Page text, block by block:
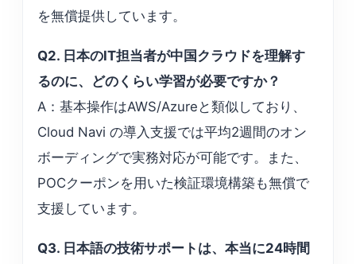
を無償提供しています。
Q2. 日本のIT担当者が中国クラウドを理解す
るのに、どのくらい学習が必要ですか？
A：基本操作はAWS/Azureと類似しており、
Cloud Navi の導入支援では平均2週間のオン
ボーディングで実務対応が可能です。また、
POCクーポンを用いた検証環境構築も無償で
支援しています。
Q3. 日本語の技術サポートは、本当に24時間